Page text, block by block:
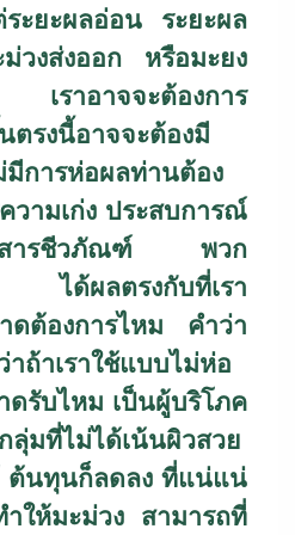
ะยะผลอ่อน ระยะผล
วงส่งออก หรือมะยง
อาจจะต้องการ
รงนี้อาจจะต้องมี
การห่อผลท่านต้อง
วามเก่ง ประสบการณ์
นสารชีวภัณฑ์ พวก
ได้ผลตรงกับที่เรา
ดต้องการไหม คำว่า
ถ้าเราใช้แบบไม่ห่อ
ดรับไหม เป็นผู้บริโภค
ลุ่มที่ไม่ได้เน้นผิวสวย
ต้นทุนก็ลดลง ที่แน่แน่
ให้มะม่วง สามารถที่